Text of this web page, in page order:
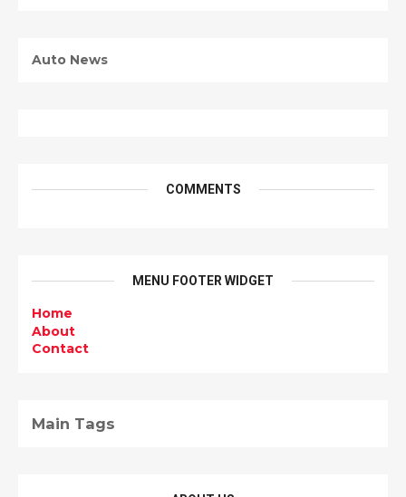
Auto News
COMMENTS
MENU FOOTER WIDGET
Home
About
Contact
Main Tags